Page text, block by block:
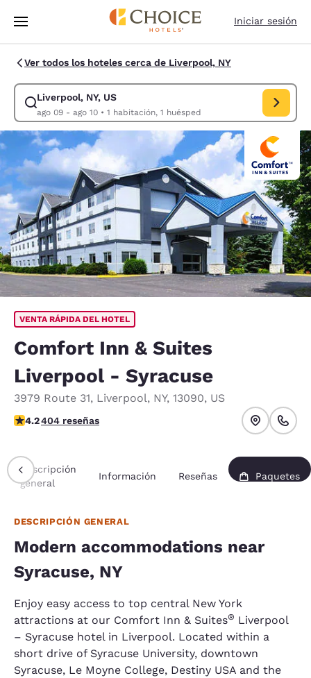
Pasar A Contenido Principal
Iniciar sesión
Ver todos los hoteles cerca de Liverpool, NY
Liverpool, NY, US
ago 09 - ago 10• 1 habitación, 1 huésped
Modificar la búsqueda de Liverpool, NY, US. Fecha de check-in ago
VENTA RÁPIDA DEL HOTEL
Comfort Inn & Suites
Liverpool - Syracuse
3979 Route 31, Liverpool, NY, 13090, US
calificación de 4.19 estrellas. Muy bueno.
4.2404 reseñas
Descripción
general
Información Reseñas Paquetes
DESCRIPCIÓN GENERAL
Modern accommodations near
Syracuse, NY
Enjoy easy access to top central New York
attractions at our Comfort Inn & Suites® Liverpool
– Syracuse hotel in Liverpool. Located within a
short drive of Syracuse University, downtown
Syracuse, Le Moyne College, Destiny USA and the